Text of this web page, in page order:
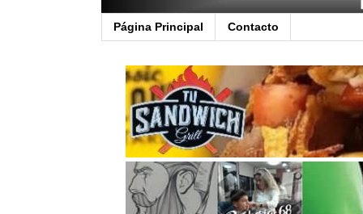
Página Principal Contacto